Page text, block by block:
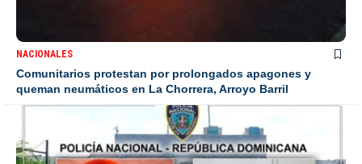
NACIONALES
Comunitarios protestan por prolongados apagones y
queman neumáticos en La Chorrera, Arroyo Barril